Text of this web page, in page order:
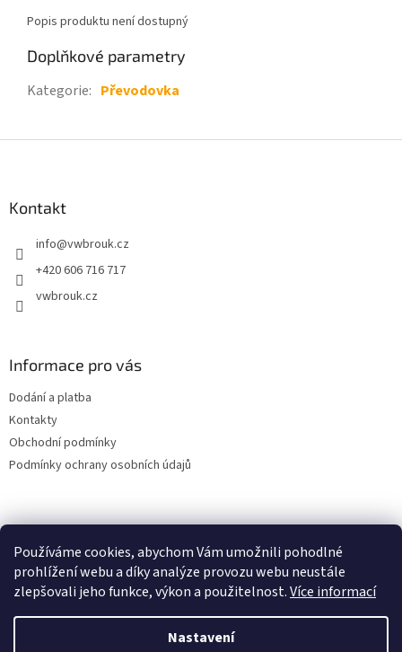
Používáme cookies, abychom Vám umožnili pohodlné
prohlížení webu a díky analýze provozu webu neustále
zlepšovali jeho funkce, výkon a použitelnost.Více informací
Nastavení
Popis produktu není dostupný
Doplňkové parametry
Kategorie: Převodovka
Kontakt
info@vwbrouk.cz
+420 606 716 717
vwbrouk.cz
Informace pro vás
Dodání a platba
Kontakty
Obchodní podmínky
Podmínky ochrany osobních údajů
Vytvořil Shoptet